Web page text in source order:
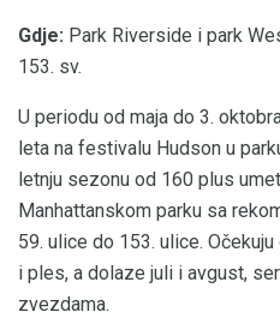
Gdje: Park Riverside i park
153. sv.
U periodu od maja do 3.
leta na festivalu Hudson u
letnju sezonu od 160 plus
Manhattanskom parku sa
59. ulice do 153. ulice.
i ples, a dolaze juli i avgust,
zvezdama.